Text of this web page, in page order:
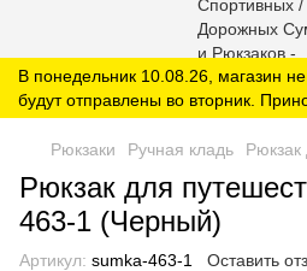
В понедельник 10.08.26, магазин
будут отправлены во вторник.
Рюкзаки Ручная кладь
Рюкзак для
463-1 (Черный)
Артикул: sumka-463-1 Оставить